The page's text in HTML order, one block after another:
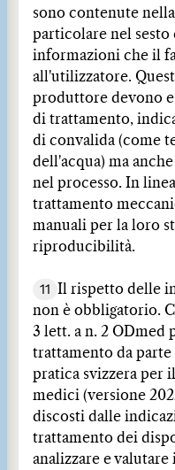
sono contenute
particolare nel
informazioni che il
all'utilizzatore.
produttore devono
di trattamento,
di convalida (come
dell'acqua) ma
nel processo. In
trattamento
manuali per la loro
riproducibilità.
11
Il rispetto delle
non è obbligatorio.
3 lett. a n. 2 ODmed
trattamento da parte
pratica svizzera per
medici (versione
discosti dalle
trattamento dei
analizzare e